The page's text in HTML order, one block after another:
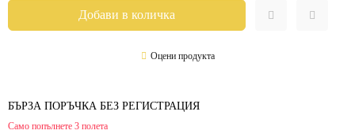
Оцени продукта
БЪРЗА ПОРЪЧКА БЕЗ РЕГИСТРАЦИЯ
Само попълнете 3 полета